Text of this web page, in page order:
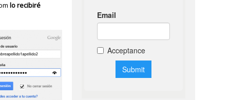
lo recibiré